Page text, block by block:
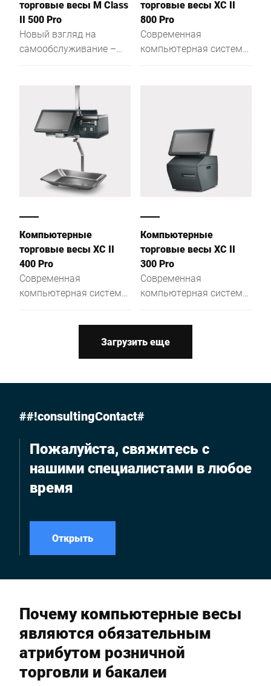
перекрестных продаж.
Плоский вариант K3 100
отличается еще
большей
предлагается в
варианте для булочных
без тензодатчика.
торговые весы M Class
II 500 Pro
Новый взгляд на
самообслуживание –
торговые весы XC II
800 Pro
Современная
компьютерная система
Core и большой
оперативной памяти.
Компьютерные
торговые весы XC II
400 Pro
Современная
компьютерная система
производительности
Компьютерные
торговые весы XC II
300 Pro
Современная
компьютерная система
благодаря мощному
Загрузить еще
##!consultingContact#
Пожалуйста, свяжитесь с
нашими специалистами в любое
время
Открыть
Почему компьютерные весы
являются обязательным
атрибутом розничной
торговли и бакалеи